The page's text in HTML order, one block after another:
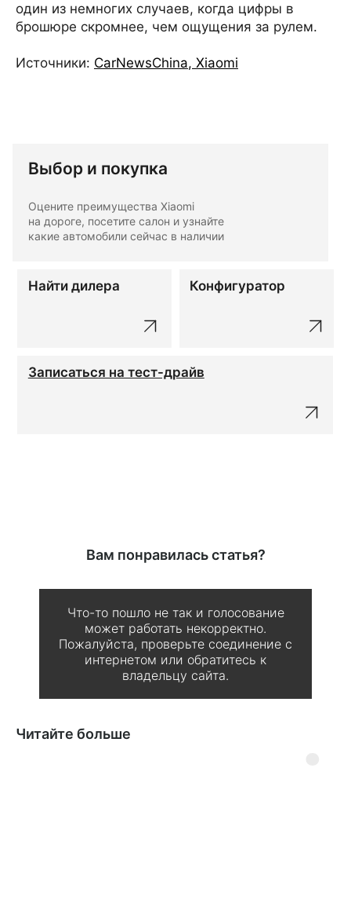
один из немногих случаев, когда цифры в
брошюре скромнее, чем ощущения за рулем.
Источники: CarNewsChina, Xiaomi
Выбор и покупка
Оцените преимущества Xiaomi
на дороге, посетите салон и узнайте
какие автомобили сейчас в наличии
Найти дилера Конфигуратор
Записаться на тест-драйв
Вам понравилась статья?
Что-то пошло не так и голосование
может работать некорректно.
Пожалуйста, проверьте соединение с
интернетом или обратитесь к
владельцу сайта.
Читайте больше